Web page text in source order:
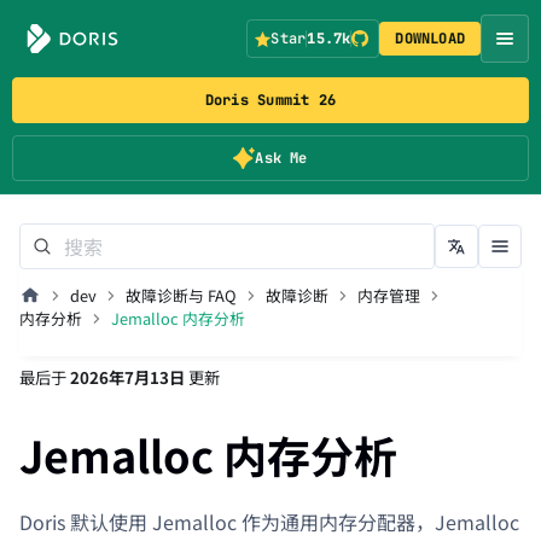
Doris Summit 26
Ask Me
Star15.7k DOWNLOAD
dev 故障诊断与 FAQ 故障诊断
内存管理
内存分析
Jemalloc 内存分析
最后于2026年7月13日 更新
Jemalloc 内存分析
Doris 默认使用 Jemalloc 作为通用内存分配器，Jemalloc